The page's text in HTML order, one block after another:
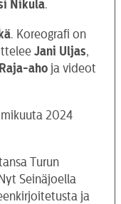
Nikula.
. Koreografi on
Jani Uljas,
Raja-aho ja videot
2024
Turun
Seinäjoella
ja